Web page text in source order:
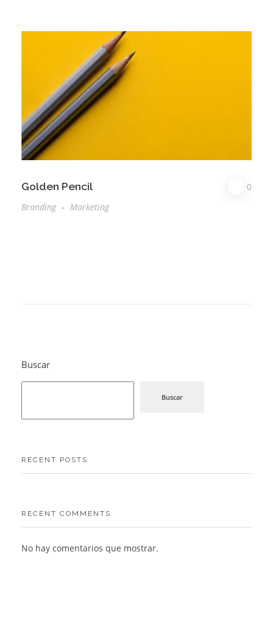
Golden Pencil
0
Branding
Marketing
Buscar
Buscar
RECENT POSTS
RECENT COMMENTS
No hay comentarios que mostrar.